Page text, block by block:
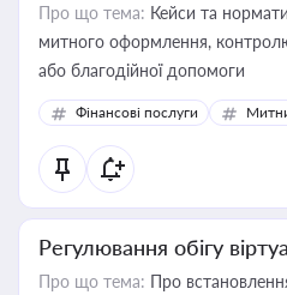
Про що тема: Кейси та
митного оформлення, контролю
або благодійної допомоги
Фінансові послуги
Регулювання обігу
Про що тема: Про